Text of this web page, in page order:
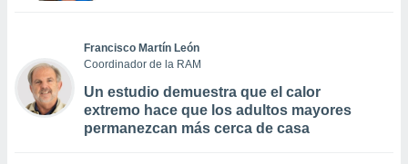
Francisco Martín León
Coordinador de la RAM
Un estudio demuestra que el calor
extremo hace que los adultos mayores
permanezcan más cerca de casa